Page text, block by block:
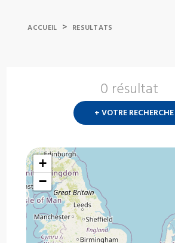
ACCUEIL > RESULTATS
0 résultat
+ VOTRE RECHERCHE
+
−